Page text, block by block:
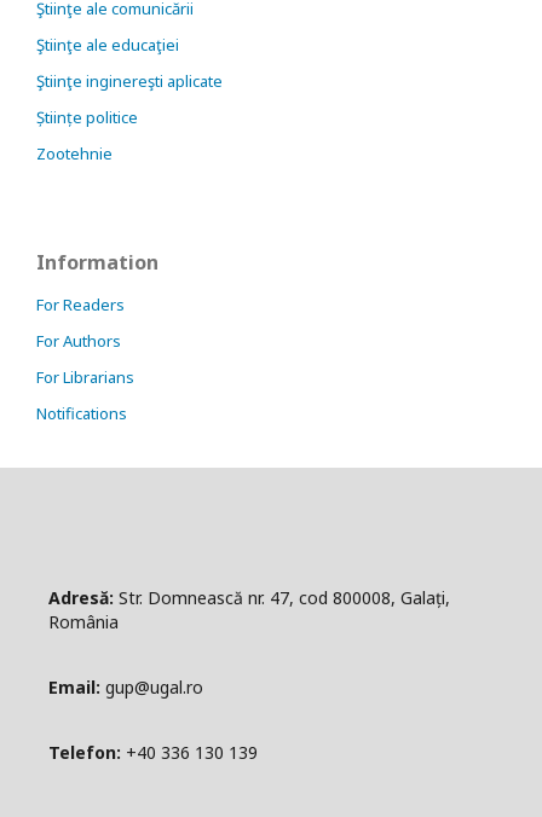
Ştiinţe ale comunicării
Ştiinţe ale educaţiei
Ştiinţe inginereşti aplicate
Științe politice
Zootehnie
Information
For Readers
For Authors
For Librarians
Notifications
Adresă: Str. Domnească nr. 47, cod 800008, Galați,
România
Email: gup@ugal.ro
Telefon: +40 336 130 139